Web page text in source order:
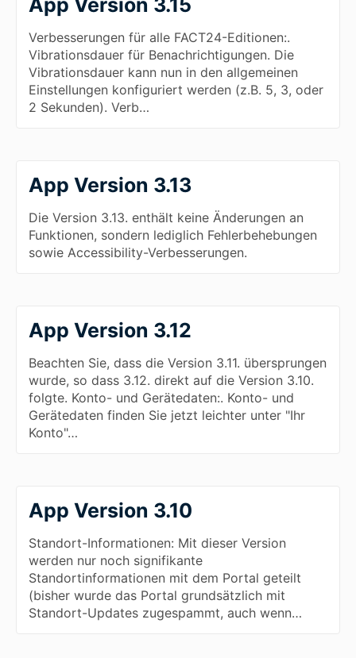
Verbesserungen für alle FACT24-Editionen:.
Vibrationsdauer für Benachrichtigungen. Die
Vibrationsdauer kann nun in den allgemeinen
Einstellungen konfiguriert werden (z.B. 5, 3, oder
2 Sekunden). Verb…
App Version 3.13
Die Version 3.13. enthält keine Änderungen an
Funktionen, sondern lediglich Fehlerbehebungen
sowie Accessibility-Verbesserungen.
App Version 3.12
Beachten Sie, dass die Version 3.11. übersprungen
wurde, so dass 3.12. direkt auf die Version 3.10.
folgte. Konto- und Gerätedaten:. Konto- und
Gerätedaten finden Sie jetzt leichter unter "Ihr
Konto"…
App Version 3.10
Standort-Informationen: Mit dieser Version
werden nur noch signifikante
Standortinformationen mit dem Portal geteilt
(bisher wurde das Portal grundsätzlich mit
Standort-Updates zugespammt, auch wenn…